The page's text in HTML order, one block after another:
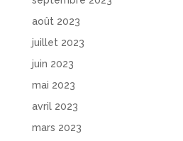
août 2023
juillet 2023
juin 2023
mai 2023
avril 2023
mars 2023